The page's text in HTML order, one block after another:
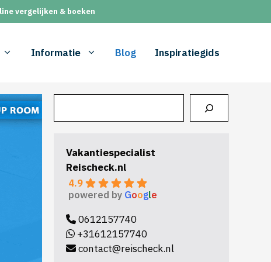
vergelijken & boeken
Informatie Blog Inspiratiegids
Vakantiespecialist
Reischeck.nl
4.9
powered by Google
0612157740
+31612157740
contact@reischeck.nl